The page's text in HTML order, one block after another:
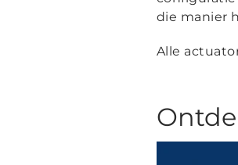
die manier
Alle